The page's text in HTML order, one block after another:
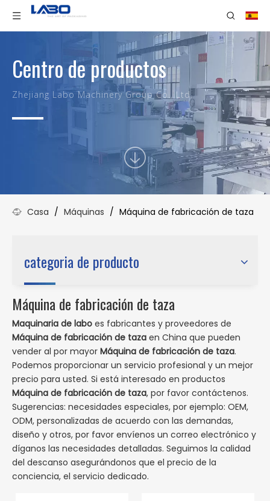
Centro de productos
Zhejiang Labo Machinery Group Co., Ltd.
Casa / Máquinas / Máquina de fabricación de taza
categoria de producto
Máquina de fabricación de taza
Maquinaria de labo es fabricantes y proveedores de
Máquina de fabricación de taza en China que pueden
vender al por mayor Máquina de fabricación de taza.
Podemos proporcionar un servicio profesional y un mejor
precio para usted. Si está interesado en productos
Máquina de fabricación de taza, por favor contáctenos.
Sugerencias: necesidades especiales, por ejemplo: OEM,
ODM, personalizadas de acuerdo con las demandas,
diseño y otros, por favor envíenos un correo electrónico y
díganos las necesidades detalladas. Seguimos la calidad
del descanso asegurándonos que el precio de la
conciencia, el servicio dedicado.